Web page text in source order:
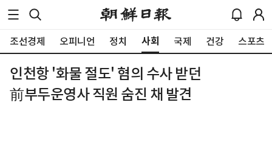
조선경제 오피니언 정치 사회 국제 건강 스포츠
인천항 '화물 절도' 혐의 수사 받던
前부두운영사 직원 숨진 채 발견